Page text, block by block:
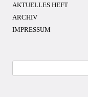
AKTUELLES HEFT
ARCHIV
IMPRESSUM
nach: